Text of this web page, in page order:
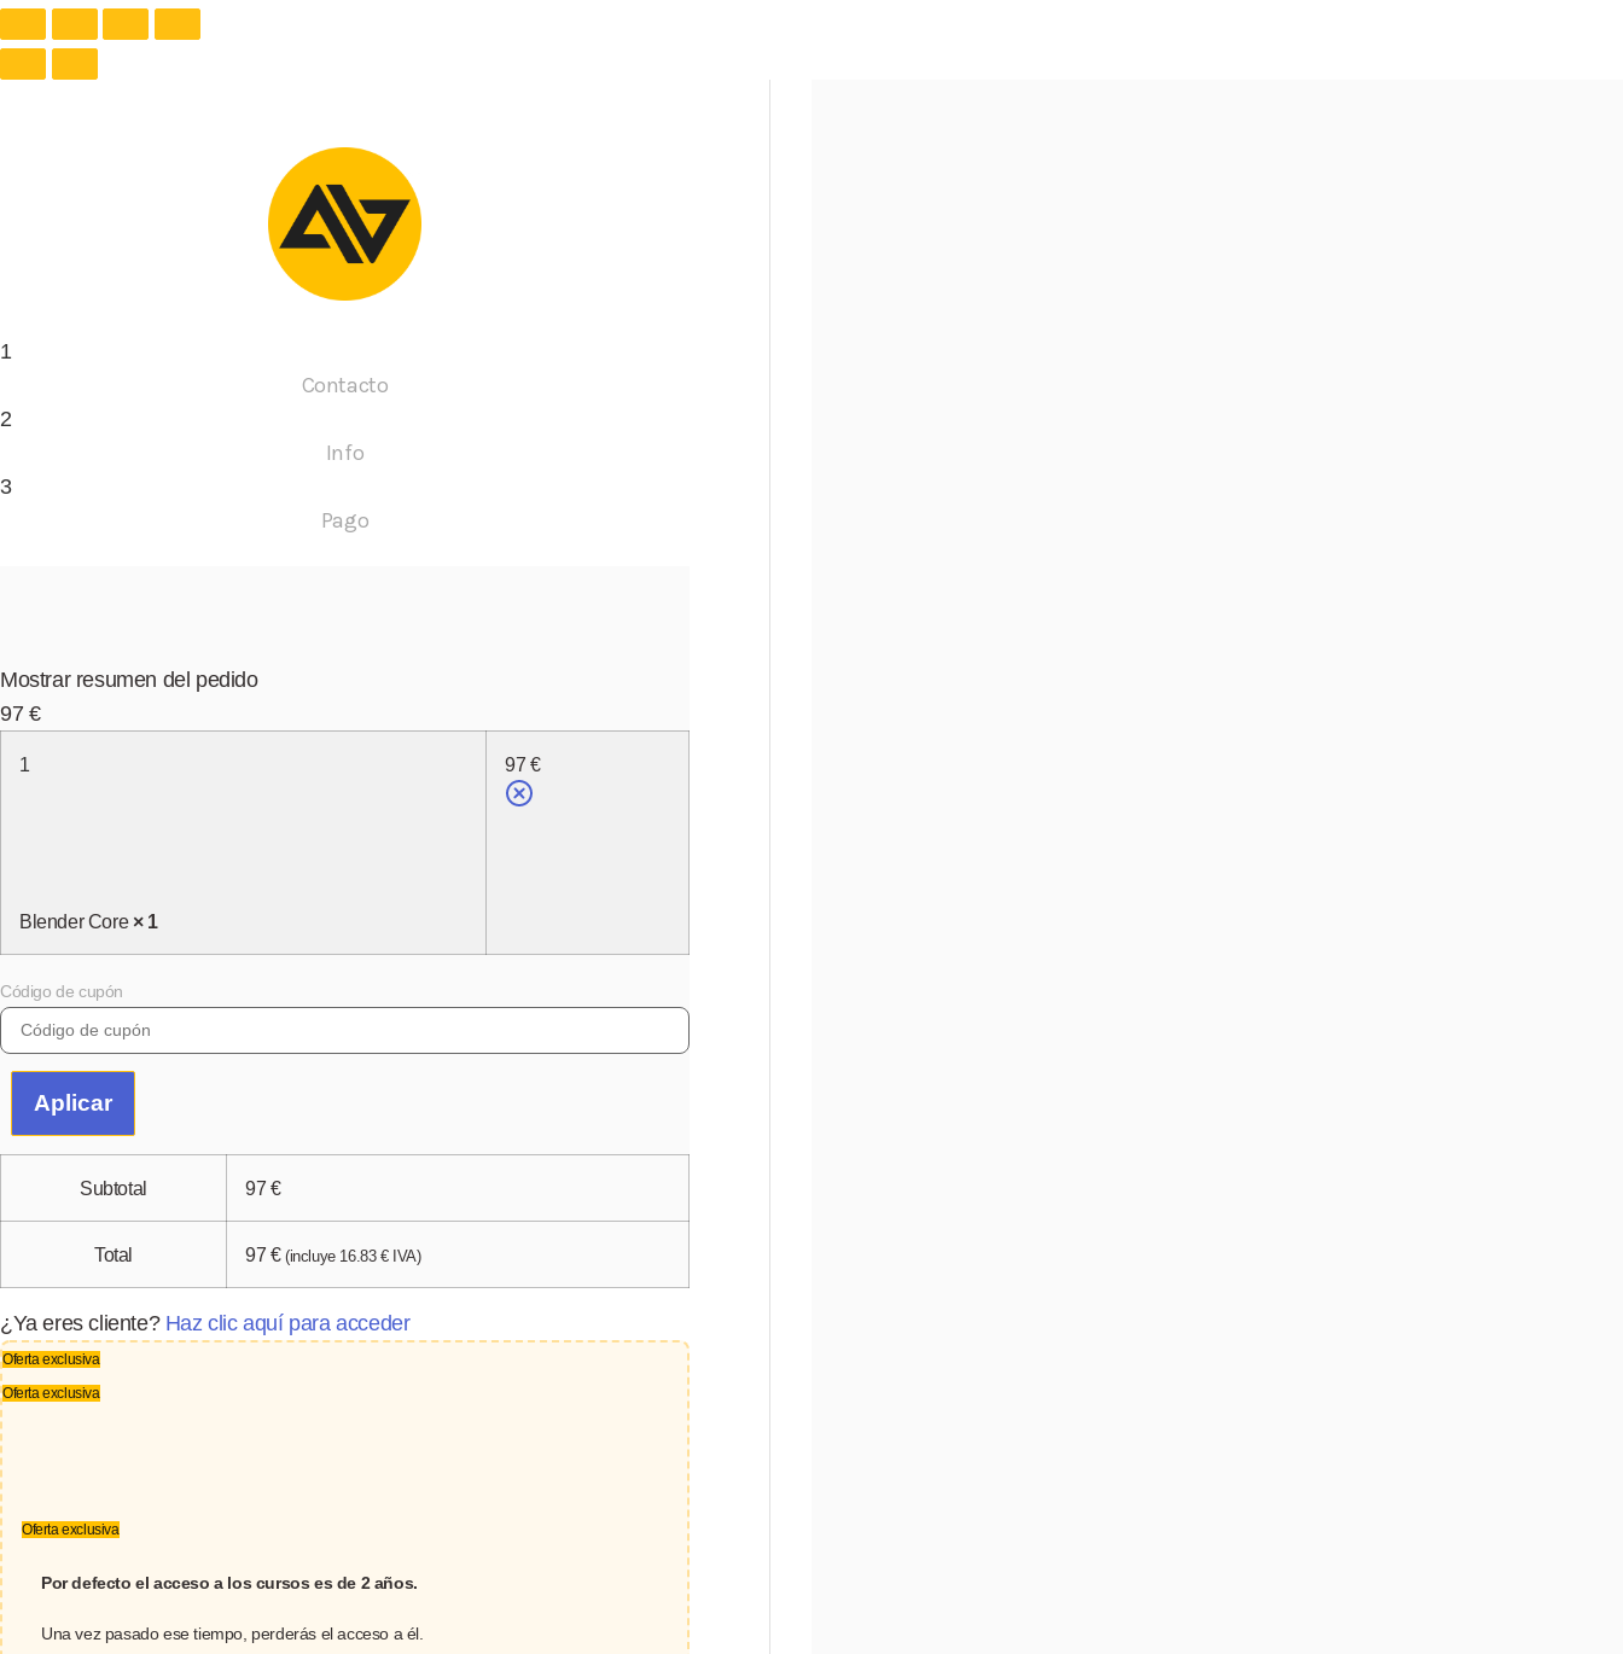
1
Contacto
2
Info
3
Pago
Mostrar resumen del pedido
97 €
1
Blender Core × 1
97 €
Código de cupón
Aplicar
Subtotal 97 €
Total 97 € (incluye 16.83€IVA)
¿Ya eres cliente? Haz clic aquí para acceder
Oferta exclusiva
Oferta exclusiva
Oferta exclusiva
Por defecto el acceso a los cursos es de 2 años.
Una vez pasado ese tiempo, perderás el acceso a él.